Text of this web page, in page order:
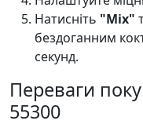
Натисніть "Mix"
бездоганним
секунд.
Переваги
55300